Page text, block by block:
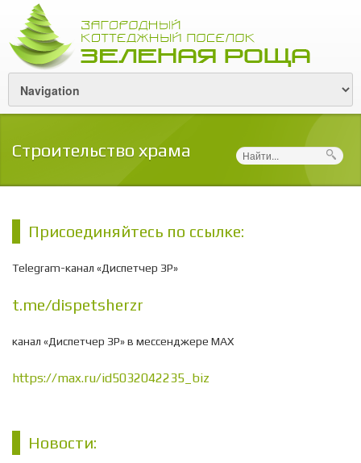
Строительство храма Поиск
Присоединяйтесь по ссылке:
Telegram-канал «Диспетчер ЗР»
t.me/dispetsherzr
канал «Диспетчер ЗР» в мессенджере МАХ
https://max.ru/id5032042235_biz
Новости: